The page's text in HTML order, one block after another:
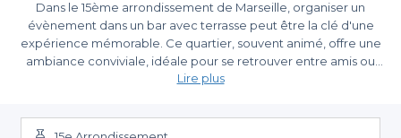
Dans le 15ème arrondissement de Marseille, organiser un
évènement dans un bar avec terrasse peut être la clé d'une
expérience mémorable. Ce quartier, souvent animé, offre une
ambiance conviviale, idéale pour se retrouver entre amis ou
collègues tout en profitant d'un cadre agréable. Que ce soit
de chacun est que cet espace soit adapté à leurs envies.
Les avantages de réserver avec Privateaser
Lire plus